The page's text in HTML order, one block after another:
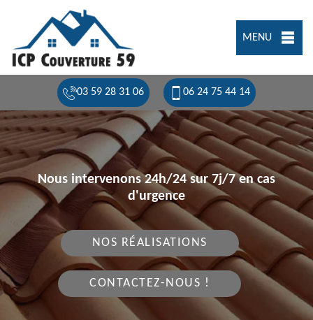
MENU
03 59 28 31 06 06 24 75 44 14
Nous intervenons 24h/24 sur 7j/7 en cas
d'urgence
NOS RÉALISATIONS
CONTACTEZ-NOUS !